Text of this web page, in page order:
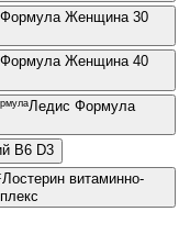
Женщина 30
Женщина 40
Ледис Формула
B6 D3
Лостерин витаминно-